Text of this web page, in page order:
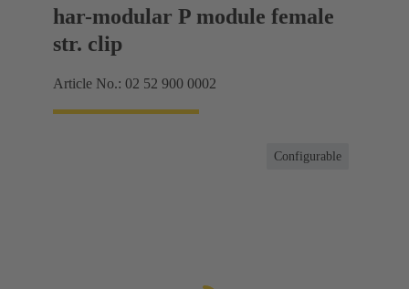
har-modular P module female
str. clip
Article No.: 02 52 900 0002
Configurable